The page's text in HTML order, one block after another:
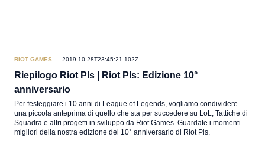
RIOT GAMES 2019-10-28T23:45:21.102Z
Riepilogo Riot Pls | Riot Pls: Edizione 10°
anniversario
Per festeggiare i 10 anni di League of Legends, vogliamo condividere
una piccola anteprima di quello che sta per succedere su LoL, Tattiche di
Squadra e altri progetti in sviluppo da Riot Games. Guardate i momenti
migliori della nostra edizione del 10° anniversario di Riot Pls.